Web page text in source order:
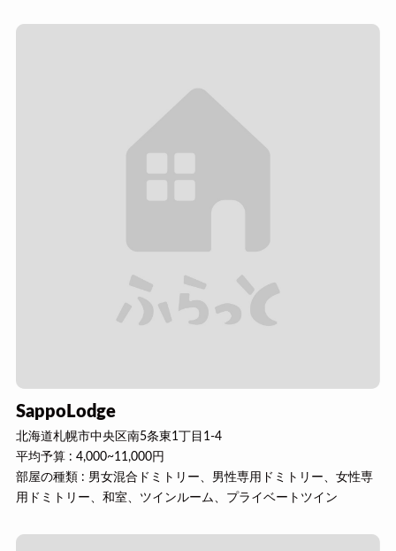
SappoLodge
北海道札幌市中央区南5条東1丁目1-4
平均予算 : 4,000~11,000円
部屋の種類 : 男女混合ドミトリー、男性専用ドミトリー、女性専
用ドミトリー、和室、ツインルーム、プライベートツイン